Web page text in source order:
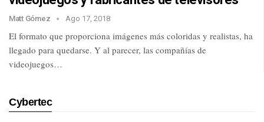
Matt Gómez Ago 17, 2018
El formato que proporciona imágenes más coloridas y realistas, ha
llegado para quedarse. Y al parecer, las compañías de
videojuegos…
Cybertec